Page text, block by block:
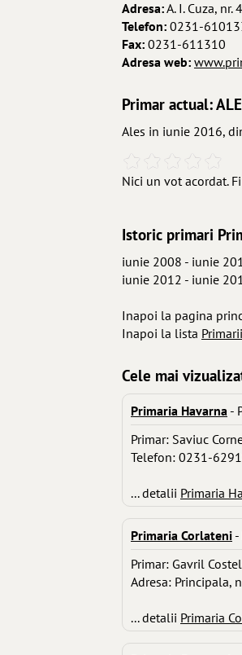
Adresa:A. I. Cuza, nr.
Telefon: 0231-
Fax: 0231-611310
Adresa web:
Primar actual:
Ales in iunie 2016, din
Nici un vot acordat.
Istoric primari
iunie 2008 - iunie
iunie 2012 - iunie
Inapoi la pagina
Inapoi la lista
Cele mai
Primaria Havarna -
Primar: Saviuc
Telefon: 0231-
... detalii Primaria
Primaria Corlateni
Primar: Gavril
Adresa: Principala,
... detalii Primaria